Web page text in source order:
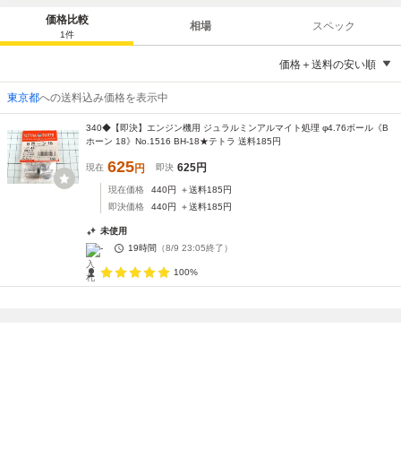
価格比較
1件
相場 スペック
価格＋送料の安い順
東京都への送料込み価格を表示中
340◆【即決】エンジン機用 ジュラルミンアルマイト処理 φ4.76ボール《B
ホーン 18》No.1516 BH-18★テトラ 送料185円
現在 625円 即決 625円
現在価格 440円 ＋送料185円
即決価格
440円 ＋送料185円
未使用
-
19時間 （8/9 23:05終了）
100%